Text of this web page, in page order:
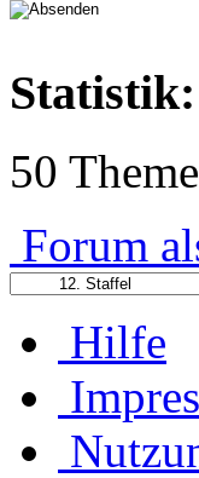
Statistik:
50
Forum
Hilfe